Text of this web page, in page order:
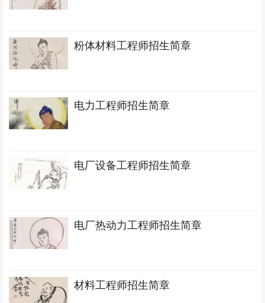
粉体材料工程师招生简章
电力工程师招生简章
电厂设备工程师招生简章
电厂热动力工程师招生简章
材料工程师招生简章